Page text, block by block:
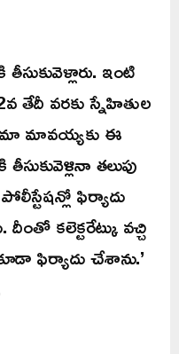
ఇంటి
తేదీ వరకు స్నేహితుల
మా మావయ్యకు ఈ
తలుపు
ఫిర్యాదు
కలెక్టరేట్కు వచ్చి
ఫిర్యాదు చేశాను.’